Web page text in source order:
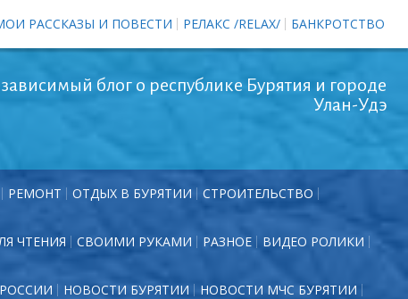
РАССКАЗЫ И ПОВЕСТИ РЕЛАКС /RELAX/ БАНКРОТСТВО
блог о республике Бурятия и городе
Улан-Удэ
РЕМОНТ ОТДЫХ В БУРЯТИИ СТРОИТЕЛЬСТВО
ЧТЕНИЯ СВОИМИ РУКАМИ РАЗНОЕ ВИДЕО РОЛИКИ
НОВОСТИ БУРЯТИИ НОВОСТИ МЧС БУРЯТИИ